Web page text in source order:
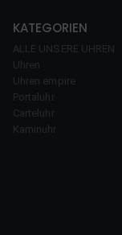
KATEGORIEN
ALLE UNSERE UHREN
Uhren
Uhren empire
Portaluhr
Carteluhr
Kaminuhr